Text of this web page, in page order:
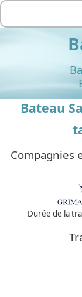
Bateau
Compagnies
Durée de la